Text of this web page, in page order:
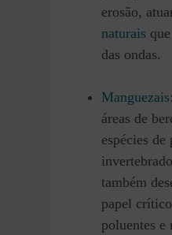
erosão,
naturais
das ondas.
Manguezais:
áreas de
espécies de
também
papel
poluentes e